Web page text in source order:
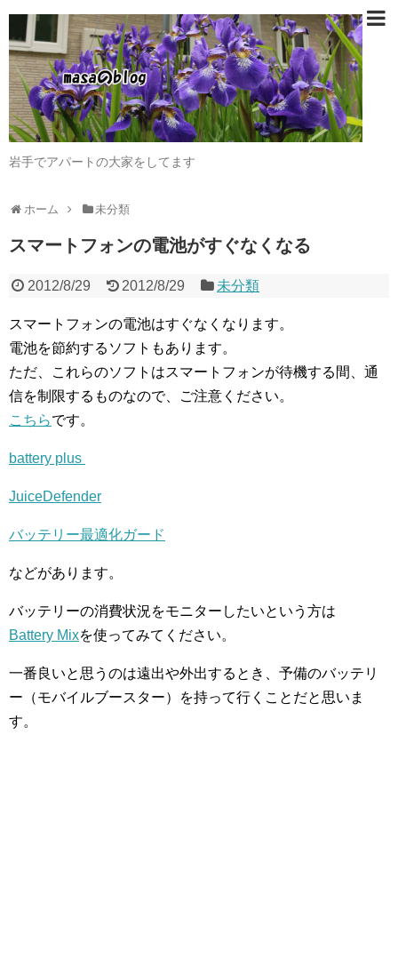
岩手でアパートの大家をしてます
ホーム 未分類
スマートフォンの電池がすぐなくなる
2012/8/29 2012/8/29 未分類
スマートフォンの電池はすぐなくなります。
電池を節約するソフトもあります。
ただ、これらのソフトはスマートフォンが待機する間、通
信を制限するものなので、ご注意ください。
こちらです。
battery plus
JuiceDefender
バッテリー最適化ガード
などがあります。
バッテリーの消費状況をモニターしたいという方は
Battery Mixを使ってみてください。
一番良いと思うのは遠出や外出するとき、予備のバッテリ
ー（モバイルブースター）を持って行くことだと思いま
す。